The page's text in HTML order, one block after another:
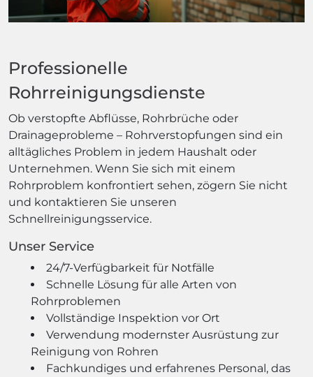
Professionelle
Rohrreinigungsdienste
Ob verstopfte Abflüsse, Rohrbrüche oder
Drainageprobleme – Rohrverstopfungen sind ein
alltägliches Problem in jedem Haushalt oder
Unternehmen. Wenn Sie sich mit einem
Rohrproblem konfrontiert sehen, zögern Sie nicht
und kontaktieren Sie unseren
Schnellreinigungsservice.
Unser Service
24/7-Verfügbarkeit für Notfälle
Schnelle Lösung für alle Arten von
Rohrproblemen
Vollständige Inspektion vor Ort
Verwendung modernster Ausrüstung zur
Reinigung von Rohren
Fachkundiges und erfahrenes Personal, das